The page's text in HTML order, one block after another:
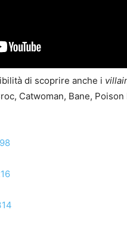
di scoprire anche i
Catwoman, Bane,